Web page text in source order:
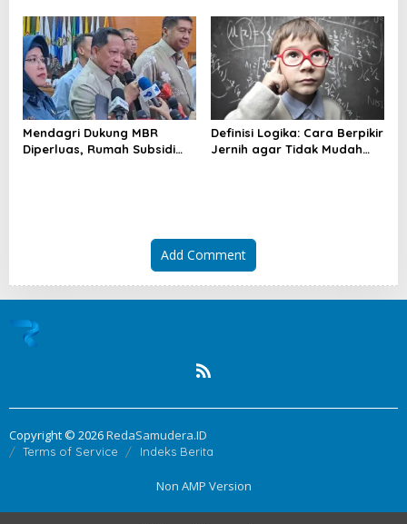
Warga
Mendagri Dukung MBR
Diperluas, Rumah Subsidi
Definisi Logika: Cara Berpikir
Jernih agar Tidak Mudah
Add Comment
Copyright © 2026RedaSamudera.ID
Terms of Service Indeks Berita
Non AMP Version